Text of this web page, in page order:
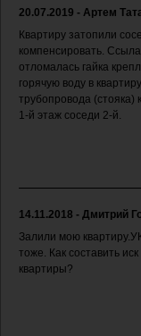
20.07.2019 - Артем
Квартиру затопили
компенсировать.
отломалась гайка
горячую воду в
трубопровода
1-й этаж соседи 2-й.
14.11.2018 - Дмитрий
Залили мою
тоже. Как составить
квартиры?